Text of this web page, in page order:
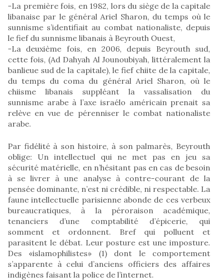
-La première fois, en 1982, lors du siège de la capitale
libanaise par le général Ariel Sharon, du temps où le
sunnisme s’identifiait au combat nationaliste, depuis
le fief du sunnisme libanais à Beyrouth Ouest,
-La deuxième fois, en 2006, depuis Beyrouth sud,
cette fois, (Ad Dahyah Al Jounoubiyah, littéralement la
banlieue sud de la capitale), le fief chiite de la capitale,
du temps du coma du général Ariel Sharon, où le
chiisme libanais suppléant la vassalisation du
sunnisme arabe à l’axe israélo américain prenait sa
relève en vue de pérenniser le combat nationaliste
arabe.
Par fidélité à son histoire, à son palmarès, Beyrouth
oblige: Un intellectuel qui ne met pas en jeu sa
sécurité matérielle, en n’hésitant pas en cas de besoin
à se livrer à une analyse à contre-courant de la
pensée dominante, n’est ni crédible, ni respectable. La
faune intellectuelle parisienne abonde de ces verbeux
bureaucratiques, à la péroraison académique,
tenanciers d’une comptabilité d’épicerie, qui
somment et ordonnent. Bref qui polluent et
parasitent le débat. Leur posture est une imposture.
Des «islamophilistes» (1) dont le comportement
s’apparente à celui d’anciens officiers des affaires
indigènes faisant la police de l’internet.